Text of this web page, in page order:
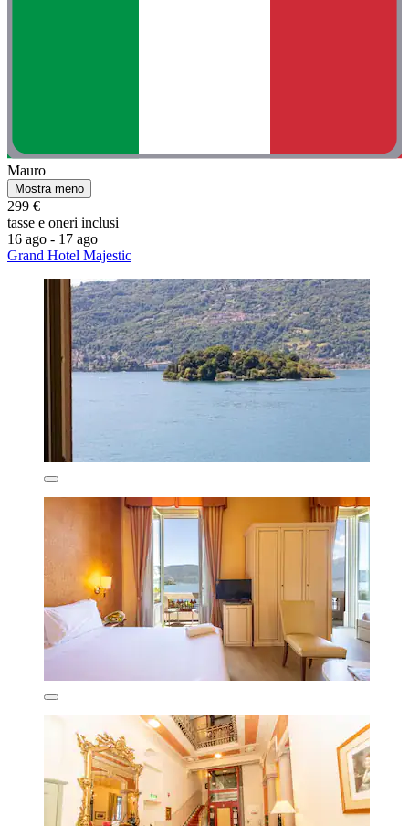
Mauro
Mostra meno
299 €
tasse e oneri inclusi
16 ago - 17 ago
Grand Hotel Majestic